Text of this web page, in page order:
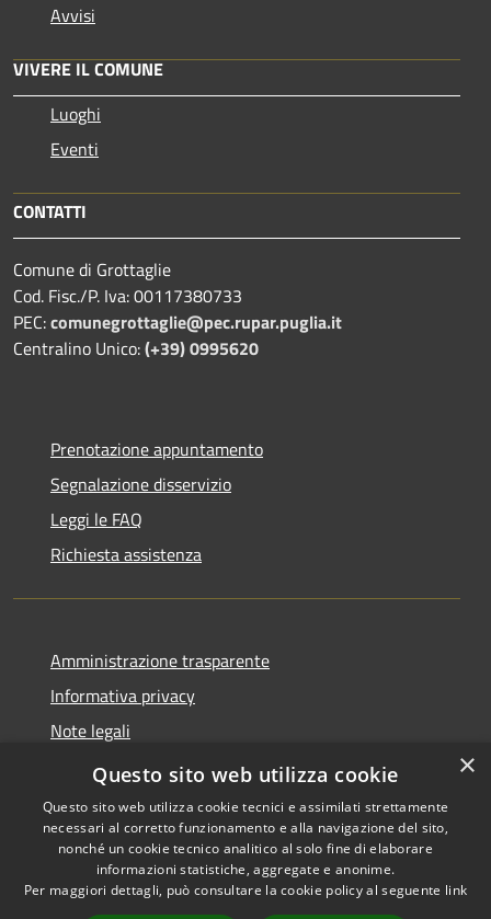
Avvisi
VIVERE IL COMUNE
Luoghi
Eventi
CONTATTI
Comune di Grottaglie
Cod. Fisc./P. Iva: 00117380733
PEC:comunegrottaglie@pec.rupar.puglia.it
Centralino Unico:(+39) 0995620
Prenotazione appuntamento
Segnalazione disservizio
Leggi le FAQ
Richiesta assistenza
Amministrazione trasparente
Informativa privacy
Note legali
Dichiarazione di accessibilità
Accessibilità
Copyright © 2026 • Comune di
Grottaglie • Powered by
×
Questo sito web utilizza cookie
Questo sito web utilizza cookie tecnici e assimilati strettamente
necessari al corretto funzionamento e alla navigazione del sito,
nonché un cookie tecnico analitico al solo fine di elaborare
informazioni statistiche, aggregate e anonime.
Per maggiori dettagli, può consultare la cookie policy al seguente link